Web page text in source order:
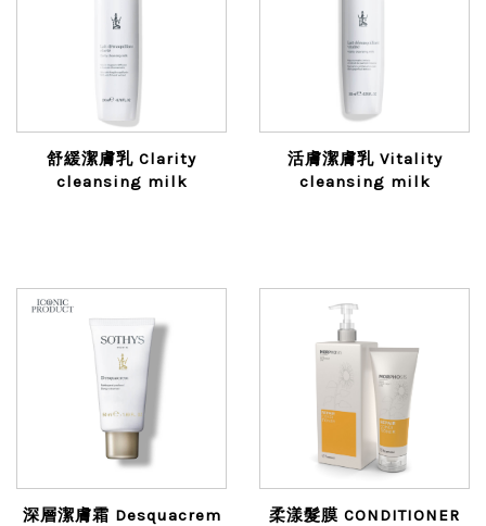
舒緩潔膚乳 Clarity
cleansing milk
活膚潔膚乳 Vitality
cleansing milk
深層潔膚霜 Desquacrem 柔漾髮膜 CONDITIONER